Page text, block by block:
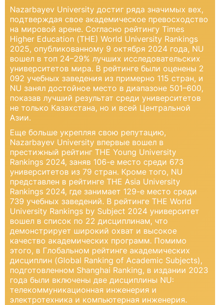
Nazarbayev University достиг ряда значимых вех,
подтверждая свое академическое превосходство
на мировой арене. Согласно рейтингу Times
Higher Education (THE) World University Rankings
2025, опубликованному 9 октября 2024 года, NU
вошел в топ 24–29% лучших исследовательских
университетов мира. В рейтинге были оценены 2
092 учебных заведения из примерно 115 стран, и
NU занял достойное место в диапазоне 501–600,
показав лучший результат среди университетов
не только Казахстана, но и всей Центральной
Азии.
Еще больше укрепляя свою репутацию,
Nazarbayev University впервые вошел в
престижный рейтинг THE Young University
Rankings 2024, заняв 106-е место среди 673
университетов из 79 стран. Кроме того, NU
представлен в рейтинге THE Asia University
Rankings 2024, где занимает 129-е место среди
739 учебных заведений. В рейтинге THE World
University Rankings by Subject 2024 университет
вошел в список по 22 дисциплинам, что
демонстрирует широкий охват и высокое
качество академических программ. Помимо
этого, в Глобальном рейтинге академических
дисциплин (Global Ranking of Academic Subjects),
подготовленном Shanghai Ranking, в издании 2023
года были включены две дисциплины NU:
телекоммуникационная инженерия и
электротехника и компьютерная инженерия.